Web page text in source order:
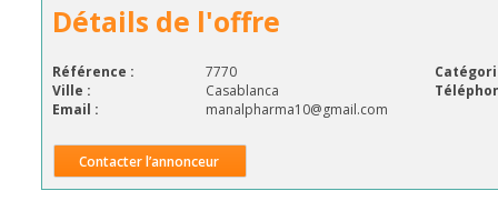
Détails de l'offre
Référence : 7770
Ville :
Casablanca
Email :
manalpharma10@gmail.com
Contacter l’annonceur